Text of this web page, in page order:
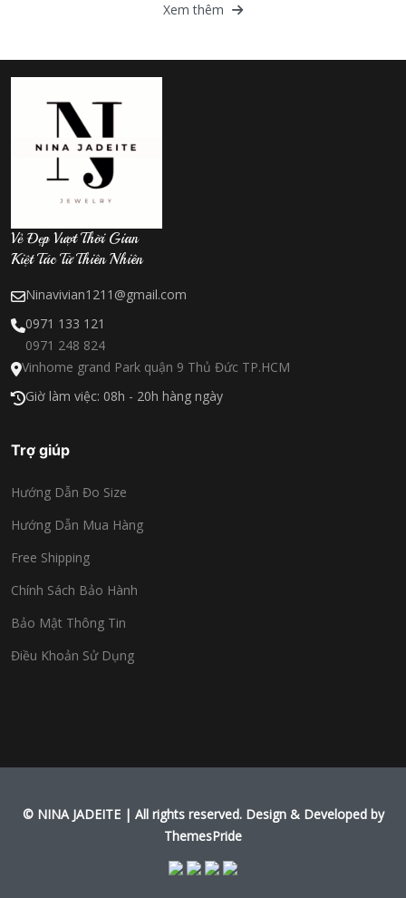
Xem thêm
Vẻ Đẹp Vượt Thời Gian
Kiệt Tác Từ Thiên Nhiên
Ninavivian1211@gmail.com
0971 133 121
0971 248 824
Vinhome grand Park quận 9 Thủ Đức TP.HCM
Giờ làm việc: 08h - 20h hàng ngày
Trợ giúp
Hướng Dẫn Đo Size
Hướng Dẫn Mua Hàng
Free Shipping
Chính Sách Bảo Hành
Bảo Mật Thông Tin
Điều Khoản Sử Dụng
© NINA JADEITE | All rights reserved.Design & Developed by
ThemesPride